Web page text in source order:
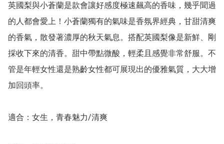
英國梨與小蒼蘭是款會讓好感度極速飆高的香味，幾乎聞過
的人都會愛上！小蒼蘭獨有的氣味是香氛界經典，甘甜清爽
的香氣，散發著濃厚的秋天氣息。搭配英國梨像是新鮮、剛
採收下來的清香。甜中帶點微酸，輕柔且感覺非常舒服。不
管是年輕女性還是熟齡女性都可展現出的優雅氣質，大大增
加回頭率。
適合：女生，青春魅力/清爽